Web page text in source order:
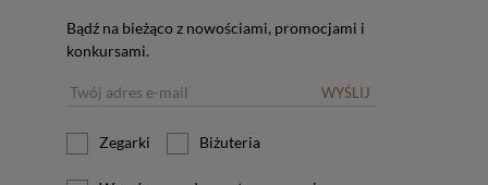
Bądź na bieżąco z nowościami, promocjami i
konkursami.
WYŚLIJ
Zegarki Biżuteria